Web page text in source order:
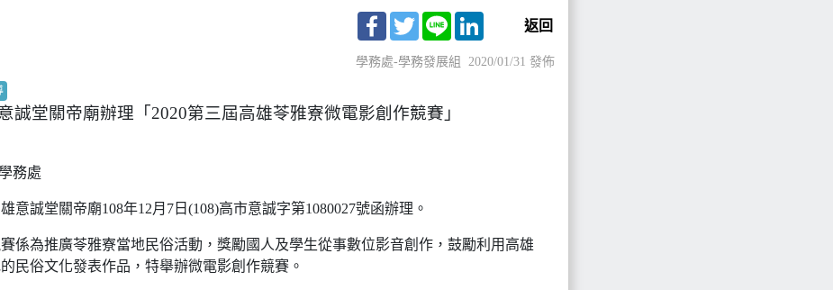
Facebook
TwitterLine LinkedIn返回
學務處-學務發展組 2020/01/31 發佈
誠堂關帝廟辦理「2020第三屆高雄苓雅寮微電影創作競賽」
務處
意誠堂關帝廟108年12月7日(108)高市意誠字第1080027號函辦理。
係為推廣苓雅寮當地民俗活動，獎勵國人及學生從事數位影音創作，鼓勵利用高雄
民俗文化發表作品，特舉辦微電影創作競賽。